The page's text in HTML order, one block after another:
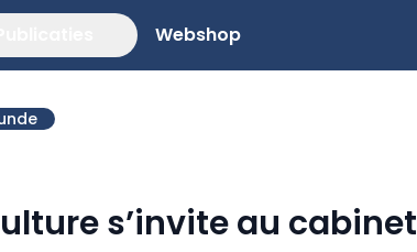
Webshop
s’invite au cabinet